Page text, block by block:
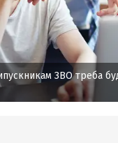
ЗВО треба